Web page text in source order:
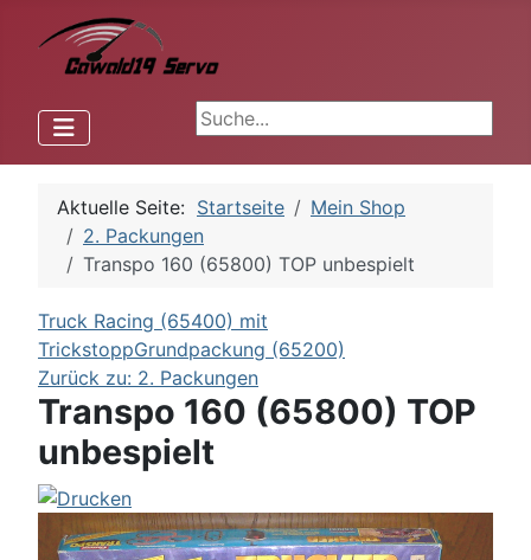
Aktuelle Seite: Startseite
Mein Shop
2. Packungen
Transpo 160 (65800) TOP unbespielt
Truck Racing (65400) mit
TrickstoppGrundpackung (65200)
Zurück zu: 2. Packungen
Transpo 160 (65800) TOP
unbespielt